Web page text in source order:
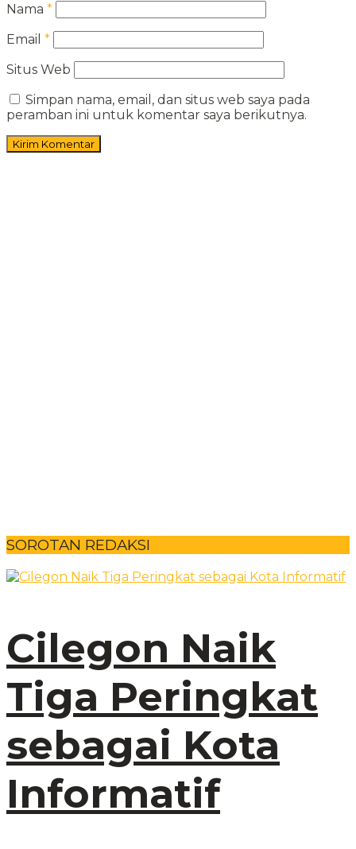
Nama *
Email *
Situs Web
Simpan nama, email, dan situs web saya pada
peramban ini untuk komentar saya berikutnya.
SOROTAN REDAKSI
Cilegon Naik
Tiga Peringkat
sebagai Kota
Informatif